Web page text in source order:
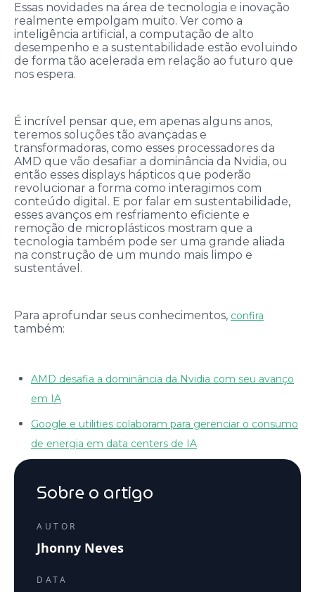
Essas novidades na área de tecnologia e inovação
realmente empolgam muito. Ver como a
inteligência artificial, a computação de alto
desempenho e a sustentabilidade estão evoluindo
de forma tão acelerada em relação ao futuro que
nos espera.
É incrível pensar que, em apenas alguns anos,
teremos soluções tão avançadas e
transformadoras, como esses processadores da
AMD que vão desafiar a dominância da Nvidia, ou
então esses displays hápticos que poderão
revolucionar a forma como interagimos com
conteúdo digital. E por falar em sustentabilidade,
esses avanços em resfriamento eficiente e
remoção de microplásticos mostram que a
tecnologia também pode ser uma grande aliada
na construção de um mundo mais limpo e
sustentável.
Para aprofundar seus conhecimentos, confira
também:
AMD desafia a dominância da Nvidia com seu avanço
em IA
Google e utilities colaboram para gerenciar o consumo
de energia em data centers de IA
Sobre o artigo
AUTOR
Jhonny Neves
DATA